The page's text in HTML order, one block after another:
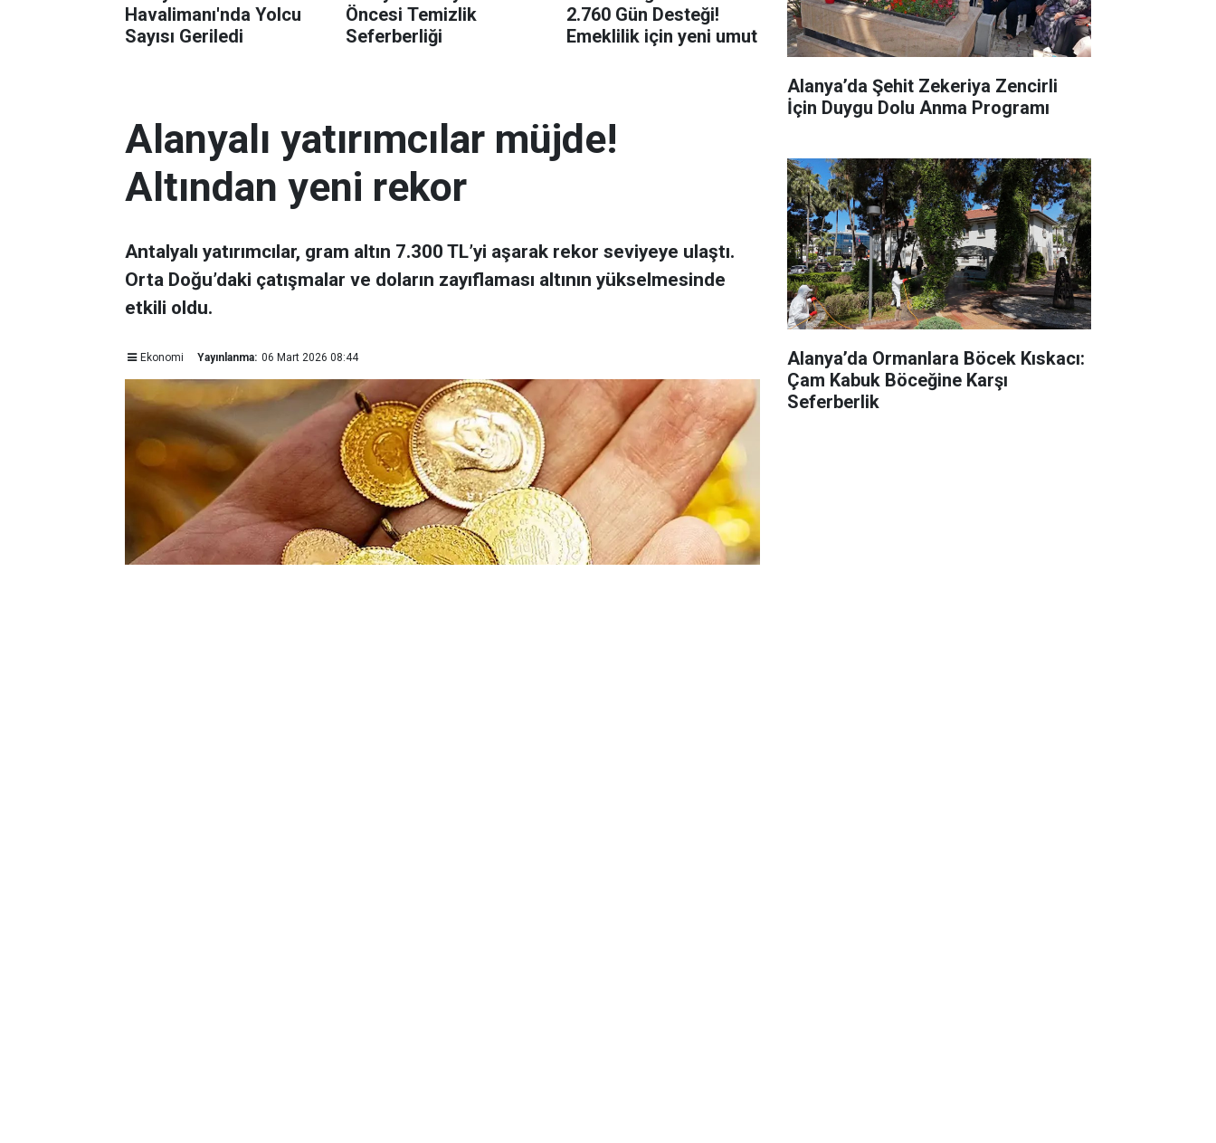
Havalimanı'nda Yolcu
Sayısı Geriledi
Öncesi Temizlik
Seferberliği
2.760 Gün Desteği!
Emeklilik için yeni umut
Alanyalı yatırımcılar müjde!
Altından yeni rekor
Antalyalı yatırımcılar, gram altın 7.300 TL’yi aşarak rekor seviyeye ulaştı.
Orta Doğu’daki çatışmalar ve doların zayıflaması altının yükselmesinde
etkili oldu.
Ekonomi Yayınlanma: 06 Mart 2026 08:44
Alanya’da Şehit Zekeriya Zencirli
İçin Duygu Dolu Anma Programı
Alanya’da Ormanlara Böcek Kıskacı:
Çam Kabuk Böceğine Karşı
Seferberlik